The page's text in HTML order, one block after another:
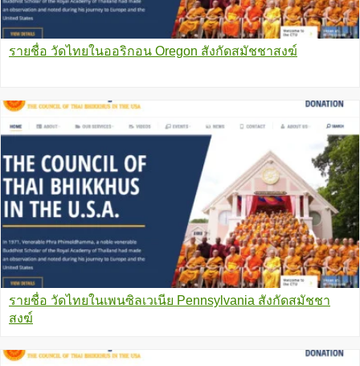
รายชื่อ วัดไทยในออริกอน Oregon สังกัดสมัชชาสงฆ์
รายชื่อ วัดไทยในเพนซิลเวเนีย Pennsylvania สังกัดสมัชชา
สงฆ์